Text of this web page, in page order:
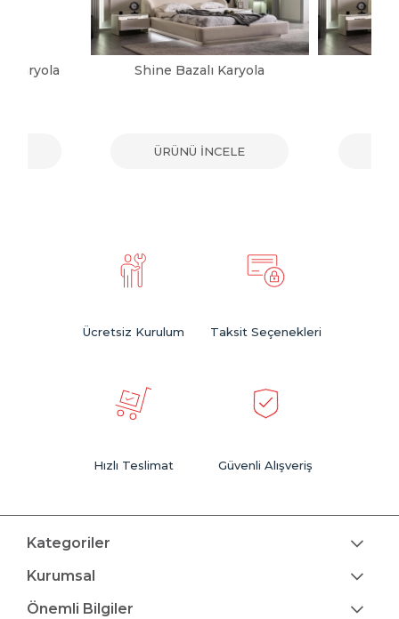
Karyola Shine Bazalı Karyola
ÜRÜNÜ İNCELE
Ücretsiz Kurulum Taksit Seçenekleri
Hızlı Teslimat Güvenli Alışveriş
Kategoriler
Kurumsal
Önemli Bilgiler